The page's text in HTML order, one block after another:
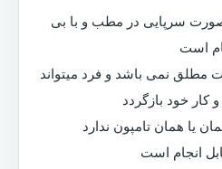
صورت سرپایی در مطب و با بی
است
مطلق نمی باشد و فرد میتواند
کار خود بازگردد
یا همان تامپون ندارد
انجام است